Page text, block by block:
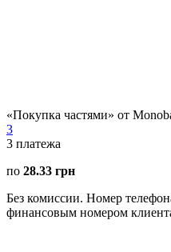
«Покупка частями» от
3
3 платежа
по 28.33 грн
Без комиссии. Номер
финансовым номером